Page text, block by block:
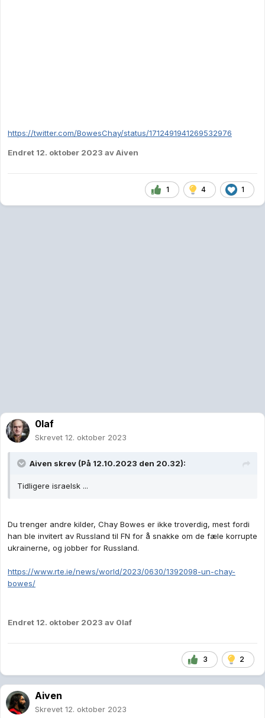
https://twitter.com/BowesChay/status/1712491941269532976
Endret 12. oktober 2023 av Aiven
1 4 1
0laf
Skrevet 12. oktober 2023
Aiven skrev (På 12.10.2023 den 20.32):
Tidligere israelsk ...
Du trenger andre kilder, Chay Bowes er ikke troverdig, mest fordi
han ble invitert av Russland til FN for å snakke om de fæle korrupte
ukrainerne, og jobber for Russland.
https://www.rte.ie/news/world/2023/0630/1392098-un-chay-
bowes/
Endret 12. oktober 2023 av 0laf
3 2
Aiven
Skrevet 12. oktober 2023